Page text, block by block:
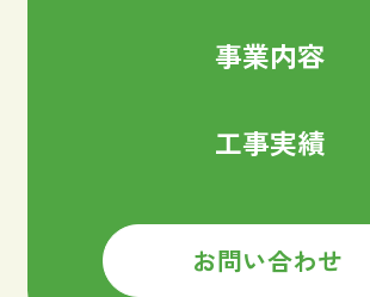
事業内容
工事実績
お問い合わせ